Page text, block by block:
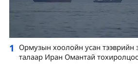
1
Ормузын хоолойн усан
талаар Иран Омантай